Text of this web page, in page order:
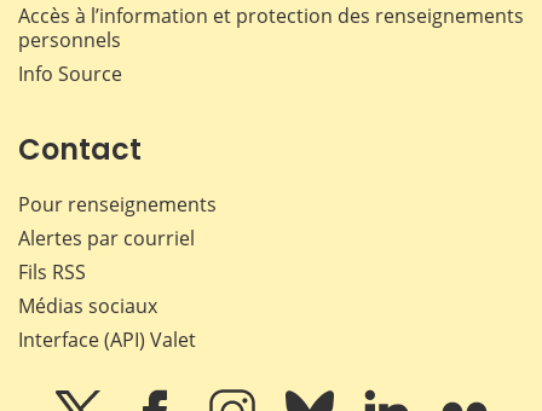
Accès à l’information et protection des renseignements
personnels
Info Source
Contact
Pour renseignements
Alertes par courriel
Fils RSS
Médias sociaux
Interface (API) Valet